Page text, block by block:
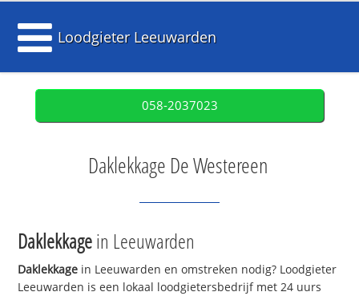
Loodgieter Leeuwarden
058-2037023
Daklekkage De Westereen
Daklekkagein Leeuwarden
Daklekkage in Leeuwarden en omstreken nodig? Loodgieter
Leeuwarden is een lokaal loodgietersbedrijf met 24 uurs